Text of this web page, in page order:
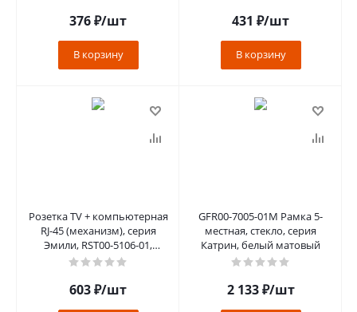
376₽/шт
В корзину
431 ₽/шт
В корзину
Розетка TV + компьютерная
RJ-45 (механизм), серия
Эмили, RST00-5106-01,
белый фарфор, soft touch
603₽/шт
GFR00-7005-01M Рамка 5-
местная, стекло, серия
Катрин, белый матовый
2 133₽/шт